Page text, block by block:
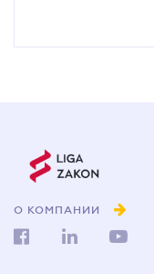
О КОМПАНИИ